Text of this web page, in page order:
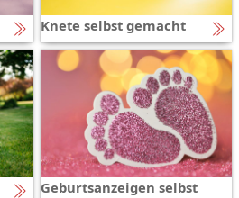
Knete selbst gemacht
Geburtsanzeigen selbst